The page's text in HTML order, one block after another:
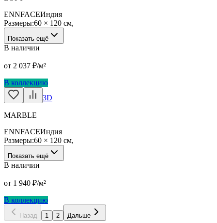
ENNFACEИндия
Размеры:60 × 120 см,
Показать ещё
В наличии
от 2 037 ₽/м²
В коллекцию
3D
MARBLE
ENNFACEИндия
Размеры:60 × 120 см,
Показать ещё
В наличии
от 1 940 ₽/м²
В коллекцию
Назад 1 2 Дальше